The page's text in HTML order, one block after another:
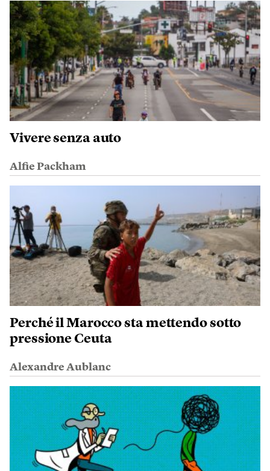
Vivere senza auto
Alfie Packham
Perché il Marocco sta mettendo sotto
pressione Ceuta
Alexandre Aublanc